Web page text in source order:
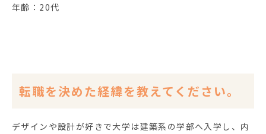
年齢：20代
転職を決めた経緯を教えてください。
デザインや設計が好きで大学は建築系の学部へ入学し、内